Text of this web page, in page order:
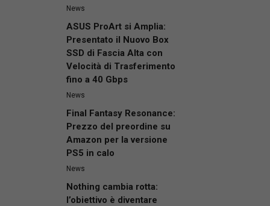
News
ASUS ProArt si Amplia:
Presentato il Nuovo Box
SSD di Fascia Alta con
Velocità di Trasferimento
fino a 40 Gbps
News
Final Fantasy Resonance:
Prezzo del preordine su
Amazon per la versione
PS5 in calo
News
Nothing cambia rotta:
l’obiettivo è diventare